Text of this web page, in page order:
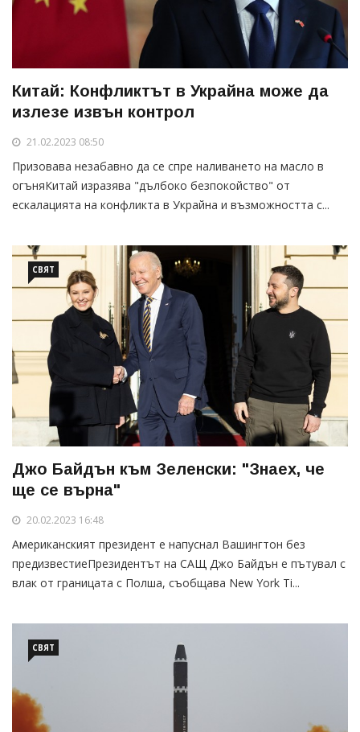
Китай: Конфликтът в Украйна може да
излезе извън контрол
21.02.2023 08:50
Призовава незабавно да се спре наливането на масло в
огъняКитай изразява "дълбоко безпокойство" от
ескалацията на конфликта в Украйна и възможността с...
СВЯТ
Джо Байдън към Зеленски: "Знаех, че
ще се върна"
20.02.2023 16:48
Американският президент е напуснал Вашингтон без
предизвестиеПрезидентът на САЩ Джо Байдън е пътувал с
влак от границата с Полша, съобщава New York Ti...
СВЯТ